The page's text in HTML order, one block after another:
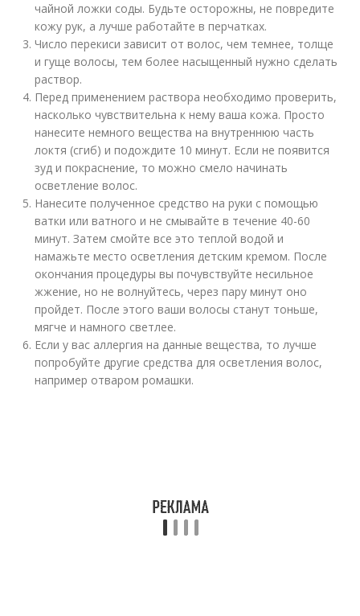
чайной ложки соды. Будьте осторожны, не повредите
кожу рук, а лучше работайте в перчатках.
Число перекиси зависит от волос, чем темнее, толще
и гуще волосы, тем более насыщенный нужно сделать
раствор.
Перед применением раствора необходимо проверить,
насколько чувствительна к нему ваша кожа. Просто
нанесите немного вещества на внутреннюю часть
локтя (сгиб) и подождите 10 минут. Если не появится
зуд и покраснение, то можно смело начинать
осветление волос.
Нанесите полученное средство на руки с помощью
ватки или ватного и не смывайте в течение 40-60
минут. Затем смойте все это теплой водой и
намажьте место осветления детским кремом. После
окончания процедуры вы почувствуйте несильное
жжение, но не волнуйтесь, через пару минут оно
пройдет. После этого ваши волосы станут тоньше,
мягче и намного светлее.
Если у вас аллергия на данные вещества, то лучше
попробуйте другие средства для осветления волос,
например отваром ромашки.